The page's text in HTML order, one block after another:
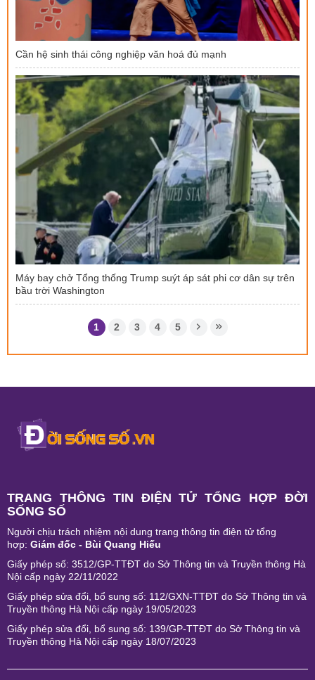
Cần hệ sinh thái công nghiệp văn hoá đủ mạnh
Máy bay chở Tổng thống Trump suýt áp sát phi cơ dân sự trên
bầu trời Washington
1 2 3 4 5
TRANG THÔNG TIN ĐIỆN TỬ TỔNG HỢP ĐỜI
SỐNG SỐ
Người chịu trách nhiệm nội dung trang thông tin điện tử tổng
hợp: Giám đốc - Bùi Quang Hiếu
Giấy phép số: 3512/GP-TTĐT do Sở Thông tin và Truyền thông Hà
Nội cấp ngày 22/11/2022
Giấy phép sửa đổi, bổ sung số: 112/GXN-TTĐT do Sở Thông tin và
Truyền thông Hà Nội cấp ngày 19/05/2023
Giấy phép sửa đổi, bổ sung số: 139/GP-TTĐT do Sở Thông tin và
Truyền thông Hà Nội cấp ngày 18/07/2023